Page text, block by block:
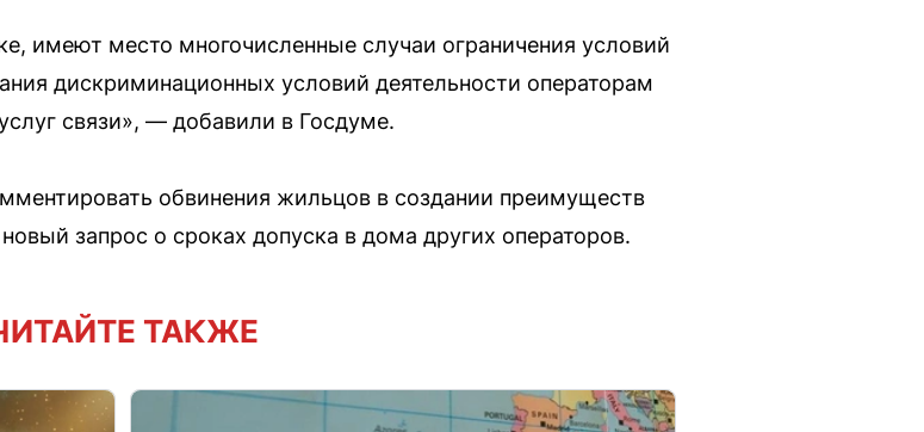
имеют место многочисленные случаи ограничения условий
дискриминационных условий деятельности операторам
связи», — добавили в Госдуме.
обвинения жильцов в создании преимуществ
запрос о сроках допуска в дома других операторов.
ТАКЖЕ